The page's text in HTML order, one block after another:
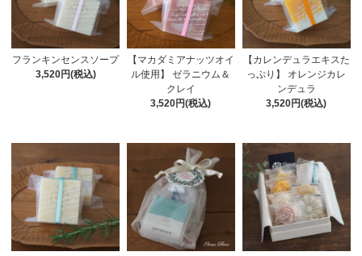
フランキンセンスソープ
3,520円(税込)
【マカダミアナッツオイ
ル使用】 ゼラニウム＆
クレイ
3,520円(税込)
【カレンデュラエキスた
っぷり】 オレンジカレ
ンデュラ
3,520円(税込)